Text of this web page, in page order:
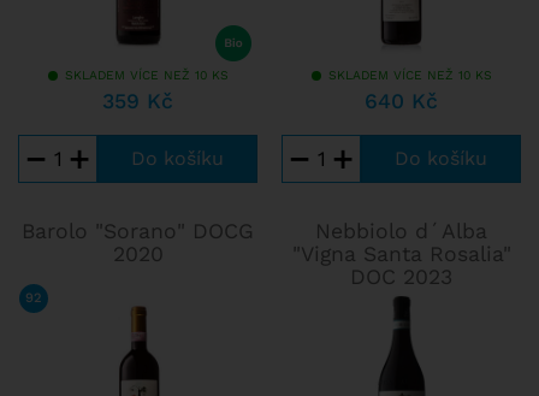
SKLADEM VÍCE NEŽ 10 KS
359 Kč
− +
SKLADEM VÍCE NEŽ 10 KS
640 Kč
− +
Barolo "Sorano" DOCG
2020
92
Nebbiolo d´Alba
"Vigna Santa Rosalia"
DOC 2023